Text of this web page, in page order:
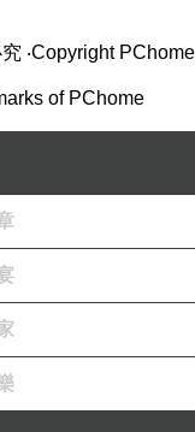
決定在燦坤快3
朋友(開遊覽車嗎？
城購物金折抵查
手機,家電,相機,單
不用擔心後續的
助無門，也是十
‧Copyright PChome
of PChome